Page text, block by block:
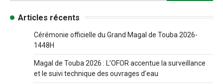
Articles récents
Cérémonie officielle du Grand Magal de Touba 2026-
1448H
Magal de Touba 2026 : L’OFOR accentue la surveillance
et le suivi technique des ouvrages d’eau